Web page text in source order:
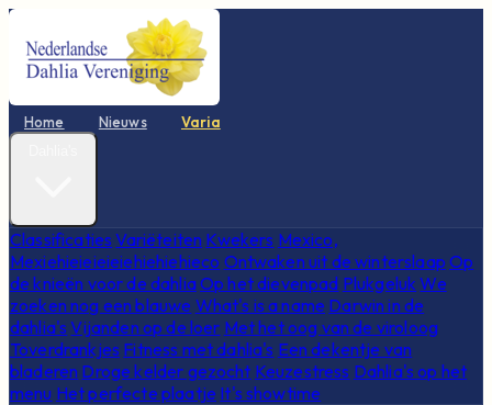
Home Nieuws Varia
Classificaties Variëteiten Kwekers Mexico,
Mexiehieieieieiehiehiehieco Ontwaken uit de winterslaap Op
de knieën voor de dahliaOp het dievenpad Plukgeluk We
zoeken nog een blauwe What's is a name Darwin in de
dahlia's Vijanden op de loer Met het oog van de viroloog
Toverdrankjes Fitness met dahlia's Een dekentje van
bladeren Droge kelder gezocht Keuzestress Dahlia's op het
menu Het perfecte plaatje It's showtime